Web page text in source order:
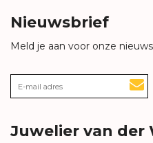
Nieuwsbrief
Meld je aan voor onze
Juwelier van der